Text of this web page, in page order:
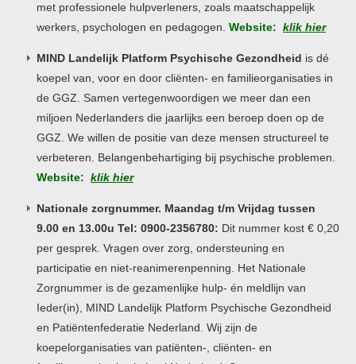
met professionele hulpverleners, zoals maatschappelijk
werkers, psychologen en pedagogen. Website: klik hier
MIND Landelijk Platform Psychische Gezondheid is dé
koepel van, voor en door cliënten- en familieorganisaties in
de GGZ. Samen vertegenwoordigen we meer dan een
miljoen Nederlanders die jaarlijks een beroep doen op de
GGZ. We willen de positie van deze mensen structureel te
verbeteren. Belangenbehartiging bij psychische problemen.
Website: klik hier
Nationale zorgnummer. Maandag t/m Vrijdag tussen
9.00 en 13.00u Tel: 0900-2356780: Dit nummer kost € 0,20
per gesprek. Vragen over zorg, ondersteuning en
participatie en niet-reanimerenpenning. Het Nationale
Zorgnummer is de gezamenlijke hulp- én meldlijn van
Ieder(in), MIND Landelijk Platform Psychische Gezondheid
en Patiëntenfederatie Nederland. Wij zijn de
koepelorganisaties van patiënten-, cliënten- en